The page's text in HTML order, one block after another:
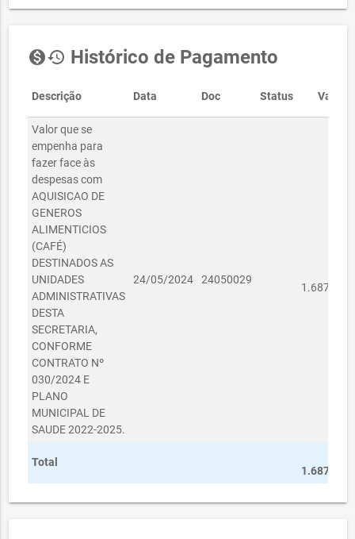
monetization_onhistory Histórico de Pagamento
Descrição Data Doc Status Valor
Valor que se
empenha para
fazer face às
despesas com
AQUISICAO DE
GENEROS
ALIMENTICIOS
(CAFÉ)
DESTINADOS AS
UNIDADES
ADMINISTRATIVAS
DESTA
SECRETARIA,
CONFORME
CONTRATO Nº
030/2024 E
PLANO
MUNICIPAL DE
SAUDE 2022-2025.
24/05/2024 24050029
1.687,50
Total
1.687,50